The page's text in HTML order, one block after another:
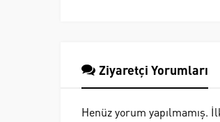
Ziyaretçi Yorumları
Henüz yorum yapılmamış.